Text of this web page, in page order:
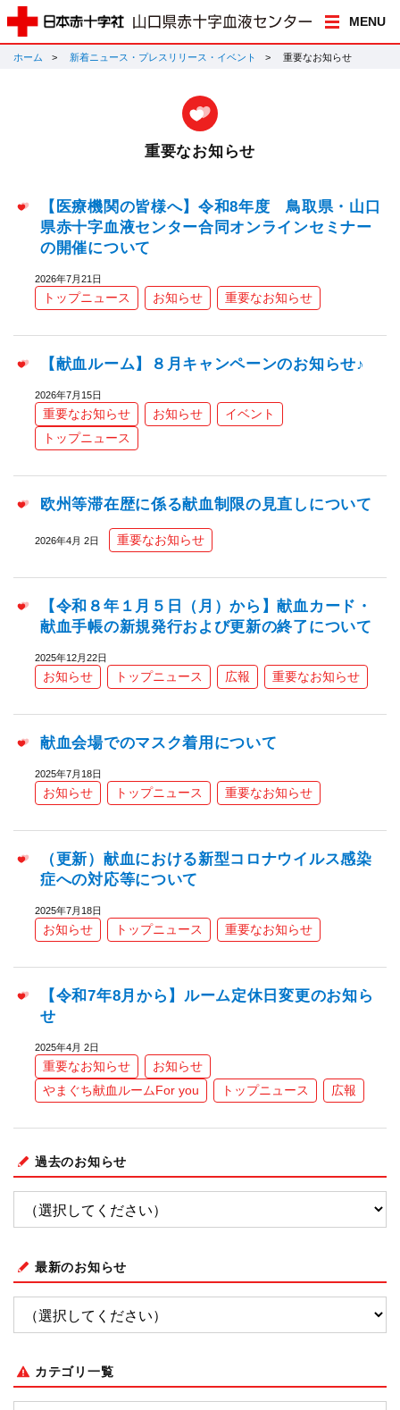
MENU
ホーム 新着ニュース・プレスリリース・イベント 重要なお知らせ
重要なお知らせ
【医療機関の皆様へ】令和8年度 鳥取県・山口
県赤十字血液センター合同オンラインセミナー
の開催について
2026年7月21日
トップニュース お知らせ 重要なお知らせ
【献血ルーム】８月キャンペーンのお知らせ♪
2026年7月15日
重要なお知らせ お知らせ
イベント
トップニュース
欧州等滞在歴に係る献血制限の見直しについて
2026年4月 2日 重要なお知らせ
【令和８年１月５日（月）から】献血カード・
献血手帳の新規発行および更新の終了について
2025年12月22日
お知らせ トップニュース 広報 重要なお知らせ
献血会場でのマスク着用について
2025年7月18日
お知らせ トップニュース 重要なお知らせ
（更新）献血における新型コロナウイルス感染
症への対応等について
2025年7月18日
お知らせ トップニュース 重要なお知らせ
【令和7年8月から】ルーム定休日変更のお知ら
せ
2025年4月 2日
重要なお知らせ
お知らせ
やまぐち献血ルームFor you
トップニュース 広報
過去のお知らせ
最新のお知らせ
カテゴリ一覧